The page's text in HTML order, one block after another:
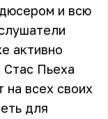
и всю
активно
Стас Пьеха
всех своих
для